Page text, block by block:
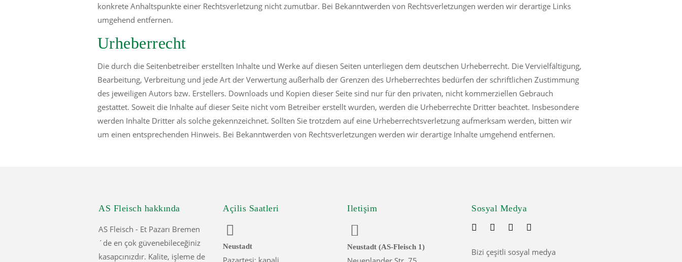
konkrete Anhaltspunkte einer Rechtsverletzung nicht zumutbar. Bei Bekanntwerden von Rechtsverletzungen werden wir derartige Links
umgehend entfernen.
Urheberrecht
Die durch die Seitenbetreiber erstellten Inhalte und Werke auf diesen Seiten unterliegen dem deutschen Urheberrecht. Die Vervielfältigung,
Bearbeitung, Verbreitung und jede Art der Verwertung außerhalb der Grenzen des Urheberrechtes bedürfen der schriftlichen Zustimmung
des jeweiligen Autors bzw. Erstellers. Downloads und Kopien dieser Seite sind nur für den privaten, nicht kommerziellen Gebrauch
gestattet. Soweit die Inhalte auf dieser Seite nicht vom Betreiber erstellt wurden, werden die Urheberrechte Dritter beachtet. Insbesondere
werden Inhalte Dritter als solche gekennzeichnet. Sollten Sie trotzdem auf eine Urheberrechtsverletzung aufmerksam werden, bitten wir
um einen entsprechenden Hinweis. Bei Bekanntwerden von Rechtsverletzungen werden wir derartige Inhalte umgehend entfernen.
AS Fleisch hakkında
AS Fleisch - Et Pazarı Bremen
´de en çok güvenebileceğiniz
kasapcınızdır. Kalite, işleme de
Açilis Saatleri
Neustadt
Pazartesi: kapali
Iletişim
Neustadt (AS-Fleisch 1)
Sosyal Medya
Bizi çeşitli sosyal medya